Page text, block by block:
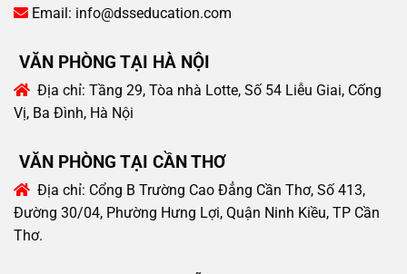
Email: info@dsseducation.com
VĂN PHÒNG TẠI HÀ NỘI
Địa chỉ: Tầng 29, Tòa nhà Lotte, Số 54 Liễu Giai, Cống
Vị, Ba Đình, Hà Nội
VĂN PHÒNG TẠI CẦN THƠ
Địa chỉ: Cổng B Trường Cao Đẳng Cần Thơ, Số 413,
Đường 30/04, Phường Hưng Lợi, Quận Ninh Kiều, TP Cần
Thơ.